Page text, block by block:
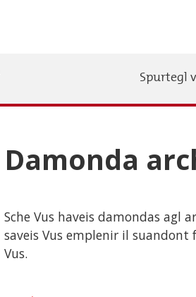
Spurtegl
Damonda
Sche Vus haveis damondas agl
saveis Vus emplenir il
Vus.